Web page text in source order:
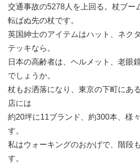
交通事故の5278人を上回る。杖ブー
転ばぬ先の杖です。
英国紳士のアイテムはハット、ネク
テッキなら。
日本の高齢者は、ヘルメット、老眼
でしょうか。
杖もお洒落になり、東京の下町にあ
店には
約20坪に11ブランド、約300本、様
す。
私はウォーキングのおかげで、階段
す。